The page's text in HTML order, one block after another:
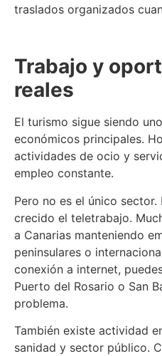
traslados organizados
Trabajo y
reales
El turismo sigue siendo
económicos principales.
actividades de ocio y
empleo constante.
Pero no es el único
crecido el teletrabajo.
a Canarias manteniendo
peninsulares o
conexión a internet,
Puerto del Rosario o San
problema.
También existe actividad
sanidad y sector público.